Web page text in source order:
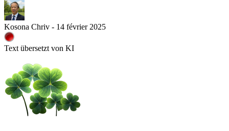
Kosona Chriv - 14 février 2025
Text übersetzt von KI